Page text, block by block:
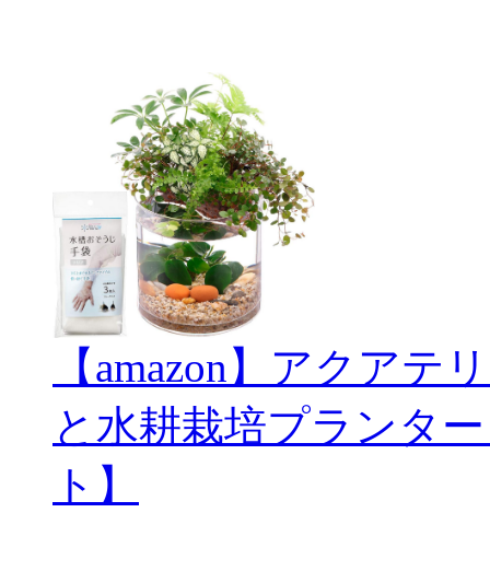
【amazon】アクアテ
と水耕栽培プランタ
ト】